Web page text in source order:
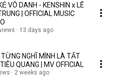
VÔ DANH - KENSHIN x LÊ
| OFFICIAL MUSIC
13 days ago
NGHĨ MÌNH LÀ TẤT
QUANG | MV OFFICIAL
2 weeks ago